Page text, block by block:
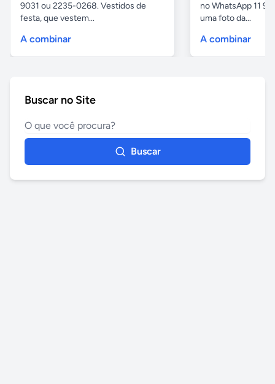
9031 ou 2235-0268. Vestidos de
festa, que vestem...
A combinar
no WhatsApp 11
uma foto da...
A combinar
Buscar no Site
Buscar